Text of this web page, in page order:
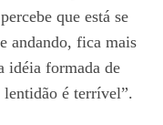
que está se
andando, fica mais
idéia formada de
lentidão é terrível”.